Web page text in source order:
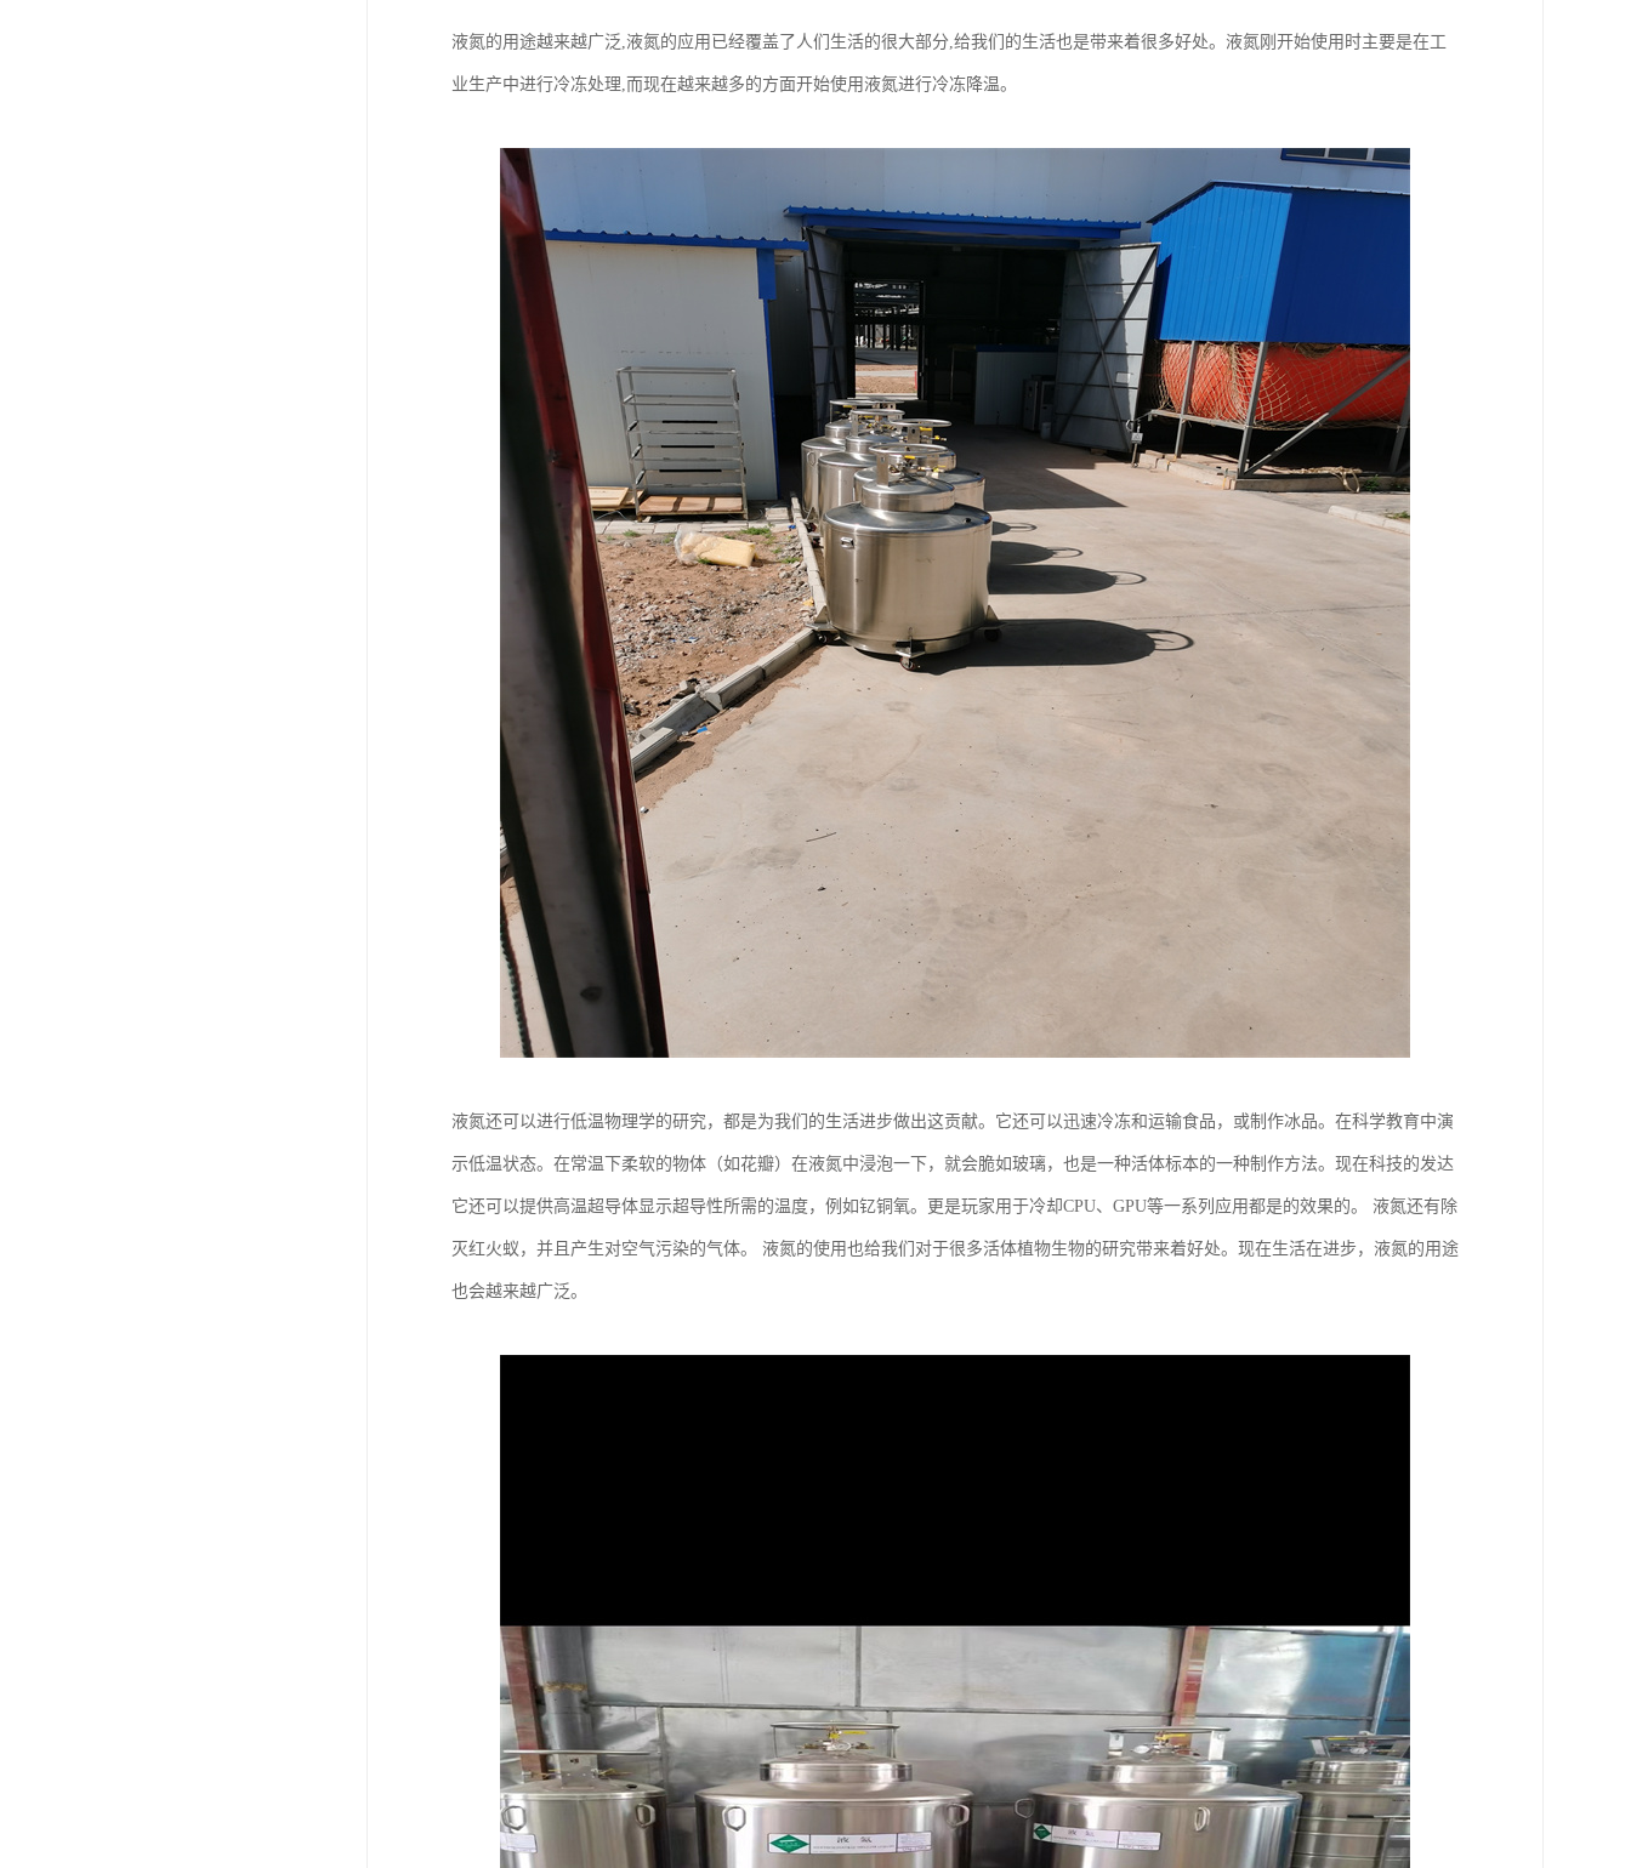
液氮的用途越来越广泛,液氮的应用已经覆盖了人们生活的很大部分,给我们的生活也是带来着很多好处。液氮刚开始使用时主要是在工
业生产中进行冷冻处理,而现在越来越多的方面开始使用液氮进行冷冻降温。
液氮还可以进行低温物理学的研究，都是为我们的生活进步做出这贡献。它还可以迅速冷冻和运输食品，或制作冰品。在科学教育中演
示低温状态。在常温下柔软的物体（如花瓣）在液氮中浸泡一下，就会脆如玻璃，也是一种活体标本的一种制作方法。现在科技的发达
它还可以提供高温超导体显示超导性所需的温度，例如钇铜氧。更是玩家用于冷却CPU、GPU等一系列应用都是的效果的。 液氮还有除
灭红火蚁，并且产生对空气污染的气体。 液氮的使用也给我们对于很多活体植物生物的研究带来着好处。现在生活在进步，液氮的用途
也会越来越广泛。